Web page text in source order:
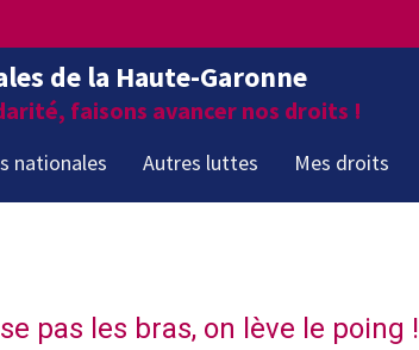
de la Haute-Garonne
faisons avancer nos droits !
nationales Autres luttes Mes droits
pas les bras, on lève le poing !